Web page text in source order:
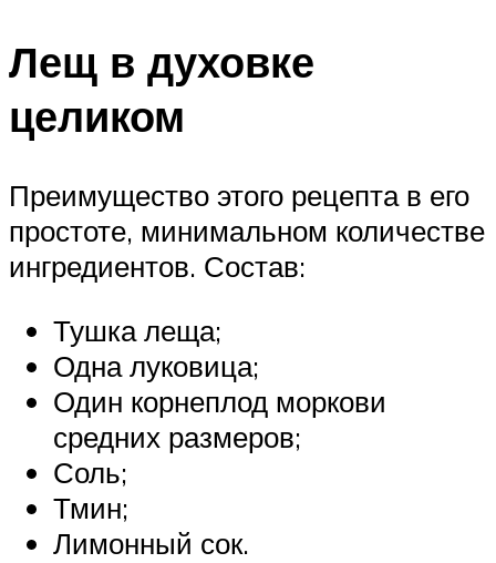
Лещ в духовке
целиком
Преимущество этого рецепта в его
простоте, минимальном количестве
ингредиентов. Состав:
Тушка леща;
Одна луковица;
Один корнеплод моркови
средних размеров;
Соль;
Тмин;
Лимонный сок.